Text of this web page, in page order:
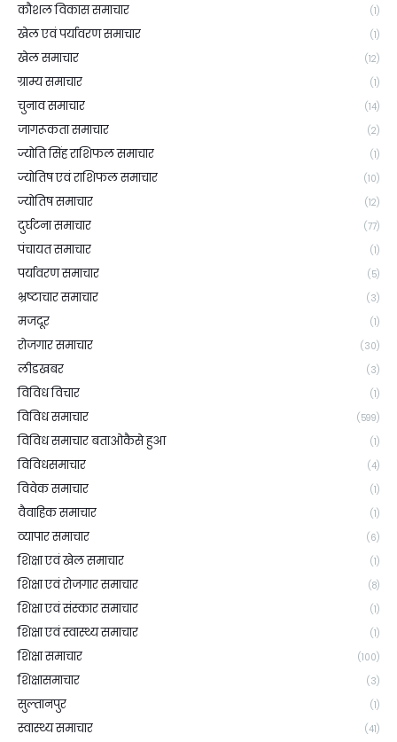
कौशल विकास समाचार (1)
खेल एवं पर्यावरण समाचार (1)
खेल समाचार (12)
ग्राम्य समाचार (1)
चुनाव समाचार (14)
जागरूकता समाचार (2)
ज्योति सिंह राशिफल समाचार (1)
ज्योतिष एवं राशिफल समाचार (10)
ज्योतिष समाचार (12)
दुर्घटना समाचार (77)
पंचायत समाचार (1)
पर्यावरण समाचार (5)
भ्रष्टाचार समाचार (3)
मजदूर (1)
रोजगार समाचार (30)
लीडखबर (3)
विविध विचार (1)
विविध समाचार (599)
विविध समाचार बताओकैसे हुआ (1)
विविधसमाचार (4)
विवेक समाचार (1)
वैवाहिक समाचार (1)
व्यापार समाचार (6)
शिक्षा एवं खेल समाचार (1)
शिक्षा एवं रोजगार समाचार (8)
शिक्षा एवं संस्कार समाचार (1)
शिक्षा एवं स्वास्थ्य समाचार (1)
शिक्षा समाचार (100)
शिक्षासमाचार (3)
सुल्तानपुर (1)
स्वास्थ्य समाचार (41)